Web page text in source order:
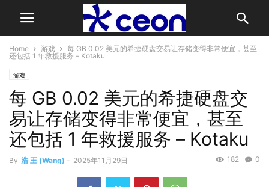
Home 游戏
每 GB 0.02 美元的希捷硬盘交易让存储变得非常便宜，甚至
还包括 1 年救援服务 – Kotaku
游戏
每 GB 0.02 美元的希捷硬盘交
易让存储变得非常便宜，甚至
还包括 1 年救援服务 – Kotaku
By 浩 王 (Wang) - 2025年11月29日 0
182